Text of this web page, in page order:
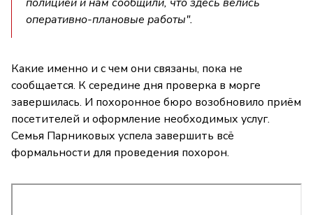
оперативно-плановые работы".
Какие именно и с чем они связаны, пока не
сообщается. К середине дня проверка в морге
завершилась. И похоронное бюро возобновило приём
посетителей и оформление необходимых услуг.
Семья Парниковых успела завершить всё
формальности для проведения похорон.